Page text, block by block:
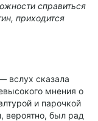
справиться
приходится
вслух сказала
мнения о
и парочкой
вероятно, был рад